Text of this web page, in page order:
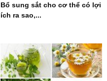
Bổ sung sắt cho cơ thể có lợi
ích ra sao,...